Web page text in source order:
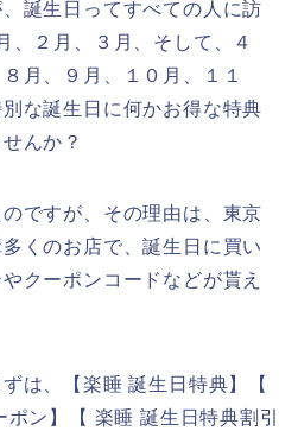
誕生日ってすべての人に訪
、２月、３月、そして、４
月、９月、１０月、１１
な誕生日に何かお得な特典
んか？
ですが、その理由は、東京
くのお店で、誕生日に買い
クーポンコードなどが貰え
は、【楽睡 誕生日特典】【
ン】【 楽睡 誕生日特典割引